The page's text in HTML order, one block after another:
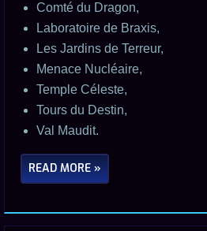
Comté du Dragon,
Laboratoire de Braxis,
Les Jardins de Terreur,
Menace Nucléaire,
Temple Céleste,
Tours du Destin,
Val Maudit.
READ MORE »